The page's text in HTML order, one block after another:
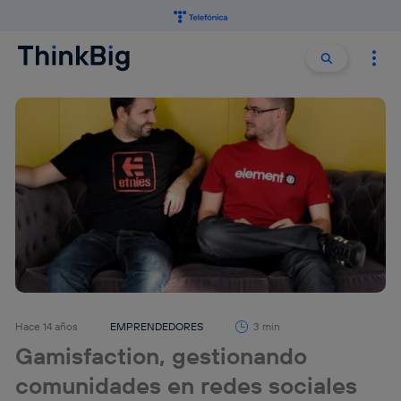
Buscar
Hace 14 años EMPRENDEDORES 3 min
Gamisfaction, gestionando
comunidades en redes sociales